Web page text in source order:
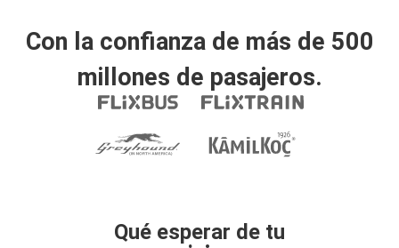
Con la confianza de más de 500
millones de pasajeros.
Qué esperar de tu